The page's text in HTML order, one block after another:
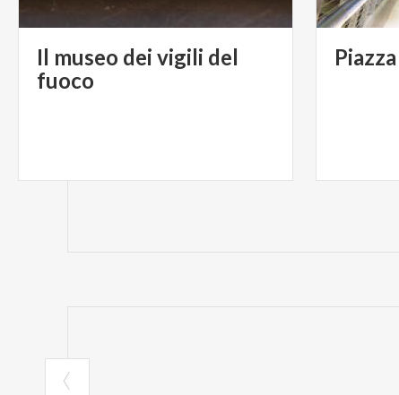
Il museo dei vigili del
fuoco
Piazza